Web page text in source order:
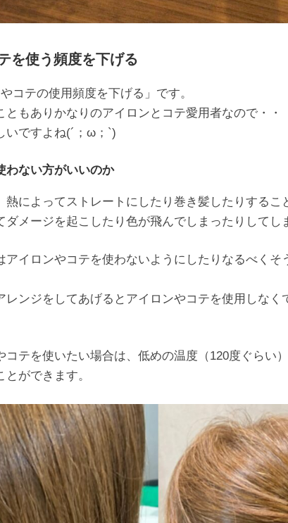
を使う頻度を下げる
コテの使用頻度を下げる」です。
ともありかなりのアイロンとコテ愛用者なので・・
いですよね(´；ω；`)
わない方がいいのか
熱によってストレートにしたり巻き髪したりするこ
メージを起こしたり色が飛んでしまったりしてし
アイロンやコテを使わないようにしたりなるべくそ
レンジをしてあげるとアイロンやコテを使用しなく
コテを使いたい場合は、低めの温度（120度ぐらい
ができます。